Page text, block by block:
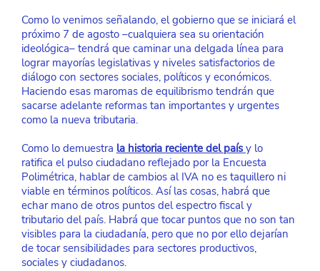
Como lo venimos señalando, el gobierno que se iniciará el
próximo 7 de agosto –cualquiera sea su orientación
ideológica– tendrá que caminar una delgada línea para
lograr mayorías legislativas y niveles satisfactorios de
diálogo con sectores sociales, políticos y económicos.
Haciendo esas maromas de equilibrismo tendrán que
sacarse adelante reformas tan importantes y urgentes
como la nueva tributaria.
Como lo demuestra la historia reciente del país y lo
ratifica el pulso ciudadano reflejado por la Encuesta
Polimétrica, hablar de cambios al IVA no es taquillero ni
viable en términos políticos. Así las cosas, habrá que
echar mano de otros puntos del espectro fiscal y
tributario del país. Habrá que tocar puntos que no son tan
visibles para la ciudadanía, pero que no por ello dejarían
de tocar sensibilidades para sectores productivos,
sociales y ciudadanos.